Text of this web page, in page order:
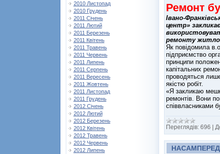
2010 Листопад
2010 Грудень
2011 Січень
2011 Лютий
2011 Березень
2011 Квітень
2011 Травень
2011 Червень
2011 Липень
2011 Серпень
2011 Вересень
2011 Жовтень
2011 Листопад
2011 Грудень
2012 Січень
2012 Лютий
2012 Березень
2012 Квітень
2012 Травень
2012 Червень
2012 Липень
Ремонт
Івано-
центр»
ремонту
Як повідомила
підприємство
принципи
капітальних
проводяться
якістю робіт.
«Я закликаю
ремонтів. Вони
співвласниками
Переглядів: 696 |
НАСАМПЕРЕД